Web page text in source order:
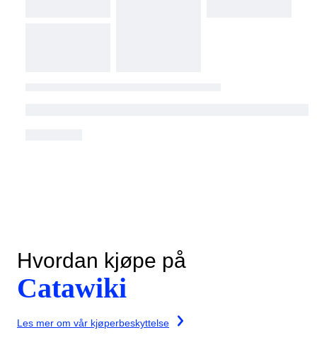
Hvordan kjøpe på
Catawiki
Les mer om vår kjøperbeskyttelse